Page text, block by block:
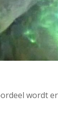
wordt